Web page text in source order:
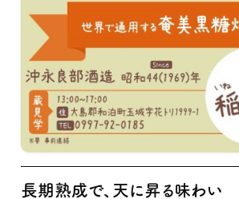
長期熟成で、天に昇る味わい